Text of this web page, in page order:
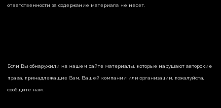
ответственности за содержание материала не несет.
Если Вы обнаружили на нашем сайте материалы, которые нарушают авторские
права, принадлежащие Вам, Вашей компании или организации, пожалуйста,
сообщите нам.